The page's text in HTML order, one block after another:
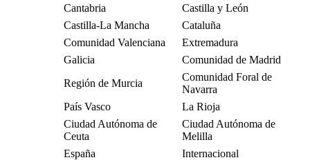
Cantabria
Castilla y León
Castilla-La Mancha
Cataluña
Comunidad Valenciana
Extremadura
Galicia
Comunidad de Madrid
Región de Murcia
Comunidad Foral de
Navarra
País Vasco
La Rioja
Ciudad Autónoma de
Ceuta
Ciudad Autónoma de
Melilla
España
Internacional